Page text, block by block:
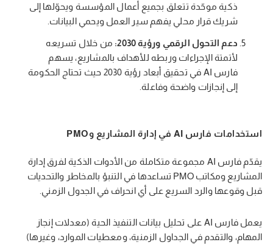
ذكية موحّدة تتعلق بجميع أعمال المؤسسة ويحوّلها إلى
شريك قرار محلي يفهم سير العمل ويحمي البيانات.
دعم التحول الرقمي ورؤية 2030:
من خلال تسريعه
لأتمتة الإجراءات وربطه للأهداف بالمشاريع، يسهم
فارس AI في تحقيق أبعاد رؤية 2030 حيث تحتاج الحكومة
إلى إنجازات واضحة وفاعلة.
استخدامات فارس AI في إدارة المشاريع وPMO
يقدّم فارس AI مجموعة متكاملة من الأدوات الذكية لفرق إدارة
المشاريع ومكاتب PMO تساعدها في التنبؤ بالمخاطر والتحديات
قبل وقوعها والرد السريع على أي انحراف في الجدول الزمني.
يعمل فارس AI على تحليل بيانات التنفيذ الحية (معدلات إنجاز
المهام، والتقدم في الجداول الزمنية، ومعطيات الموارد، وغيرها)